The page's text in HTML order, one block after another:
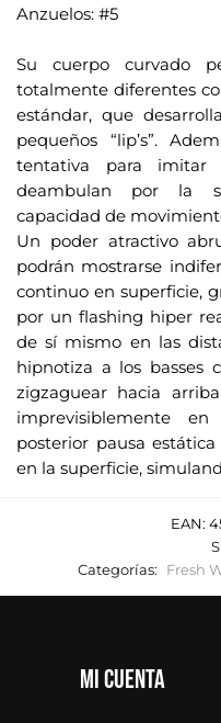
Anzuelos: #5
Su cuerpo curvado
totalmente diferentes
estándar, que
pequeños “lip’s”.
tentativa para imitar
deambulan por la
capacidad de
Un poder atractivo
podrán mostrarse
continuo en superficie,
por un flashing hiper
de sí mismo en las
hipnotiza a los basses
zigzaguear hacia
imprevisiblemente
posterior pausa
en la superficie,
EAN:
Categorías:
Fresh
Mi cuenta